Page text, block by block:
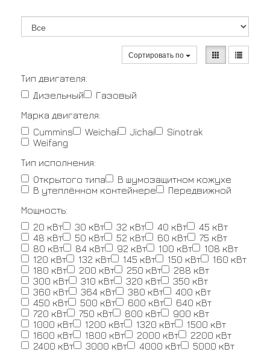
Сортировать по
Тип двигателя:
Дизельный
Газовый
Марка двигателя:
Cummins
Weichai Jichai
Sinotrak
Weifang
Тип исполнения:
Открытого типа
В шумозащитном кожухе
В утеплённом контейнере
Передвижной
Мощность:
20 кВт
30 кВт 32 кВт 40 кВт
45 кВт
48 кВт
50 кВт 52 кВт 60 кВт
75 кВт
80 кВт
84 кВт 92 кВт 100 кВт
108 кВт
120 кВт
132 кВт 145 кВт 150 кВт
160 кВт
180 кВт
200 кВт 250 кВт
288 кВт
300 кВт
310 кВт 320 кВт
350 кВт
360 кВт
364 кВт 380 кВт
400 кВт
450 кВт
500 кВт 600 кВт
640 кВт
720 кВт
750 кВт 800 кВт
900 кВт
1000 кВт
1200 кВт 1320 кВт
1500 кВт
1600 кВт
1800 кВт 2000 кВт
2200 кВт
2400 кВт
3000 кВт 4000 кВт 5000 кВт